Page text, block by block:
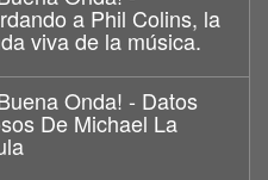
a Phil Colins, la
viva de la música.
Onda! - Datos
De Michael La